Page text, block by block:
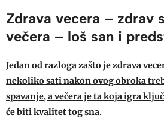
Zdrava vecera – zdrav
večera – loš san i
Jedan od razloga zašto je zdrava
nekoliko sati nakon ovog obroka
spavanje, a večera je ta koja igra
će biti kvalitet tog sna.